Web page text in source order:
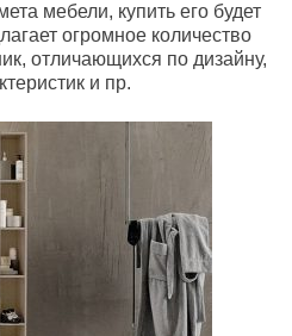
мебели, купить его будет
огромное количество
отличающихся по дизайну,
и пр.